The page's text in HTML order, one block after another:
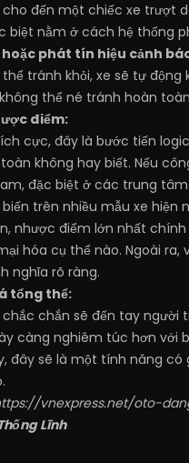
cho đến một chiếc xe trượt
biệt nằm ở cách hệ thống
phát tín hiệu cảnh
tránh khỏi, xe sẽ tự
thể né tránh hoàn
điểm:
cực, đây là bước tiến
không hay biết. Nếu
đặc biệt ở các trung
trên nhiều mẫu xe hiện
nhược điểm lớn nhất chính
hóa cụ thể nào. Ngoài
nghĩa rõ ràng.
tổng thể:
chắn sẽ đến tay người
càng nghiêm túc hơn với
đây sẽ là một tính năng
vnexpress.net/oto-
Lĩnh